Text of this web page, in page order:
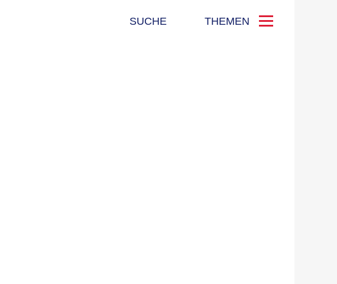
SUCHE THEMEN